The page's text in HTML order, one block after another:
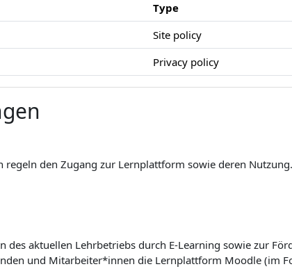
Type
Site policy
Privacy policy
den Zugang zur Lernplattform sowie deren Nutzung.
des aktuellen Lehrbetriebs durch E-Learning sowie zur
und Mitarbeiter*innen die Lernplattform Moodle (im